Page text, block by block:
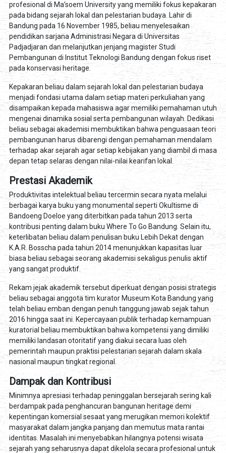
profesional di Ma’soem University yang memiliki fokus kepakaran
pada bidang sejarah lokal dan pelestarian budaya. Lahir di
Bandung pada 16 November 1985, beliau menyelesaikan
pendidikan sarjana Administrasi Negara di Universitas
Padjadjaran dan melanjutkan jenjang magister Studi
Pembangunan di Institut Teknologi Bandung dengan fokus riset
pada konservasi heritage.
Kepakaran beliau dalam sejarah lokal dan pelestarian budaya
menjadi fondasi utama dalam setiap materi perkuliahan yang
disampaikan kepada mahasiswa agar memiliki pemahaman utuh
mengenai dinamika sosial serta pembangunan wilayah. Dedikasi
beliau sebagai akademisi membuktikan bahwa penguasaan teori
pembangunan harus dibarengi dengan pemahaman mendalam
terhadap akar sejarah agar setiap kebijakan yang diambil di masa
depan tetap selaras dengan nilai-nilai kearifan lokal.
Prestasi Akademik
Produktivitas intelektual beliau tercermin secara nyata melalui
berbagai karya buku yang monumental seperti Okultisme di
Bandoeng Doeloe yang diterbitkan pada tahun 2013 serta
kontribusi penting dalam buku Where To Go Bandung. Selain itu,
keterlibatan beliau dalam penulisan buku Lebih Dekat dengan
K.A.R. Bosscha pada tahun 2014 menunjukkan kapasitas luar
biasa beliau sebagai seorang akademisi sekaligus penulis aktif
yang sangat produktif.
Rekam jejak akademik tersebut diperkuat dengan posisi strategis
beliau sebagai anggota tim kurator Museum Kota Bandung yang
telah beliau emban dengan penuh tanggung jawab sejak tahun
2016 hingga saat ini. Kepercayaan publik terhadap kemampuan
kuratorial beliau membuktikan bahwa kompetensi yang dimiliki
memiliki landasan otoritatif yang diakui secara luas oleh
pemerintah maupun praktisi pelestarian sejarah dalam skala
nasional maupun tingkat regional.
Dampak dan Kontribusi
Minimnya apresiasi terhadap peninggalan bersejarah sering kali
berdampak pada penghancuran bangunan heritage demi
kepentingan komersial sesaat yang merugikan memori kolektif
masyarakat dalam jangka panjang dan memutus mata rantai
identitas. Masalah ini menyebabkan hilangnya potensi wisata
sejarah yang seharusnya dapat dikelola secara profesional untuk